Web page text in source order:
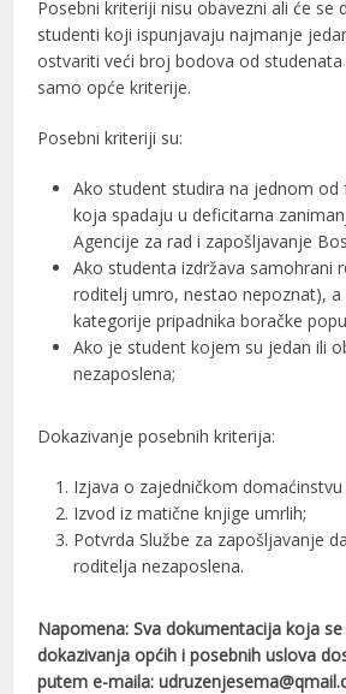
Posebni kriteriji nisu obavezni ali će se
studenti koji ispunjavaju najmanje
ostvariti veći broj bodova od
samo opće kriterije.
Posebni kriteriji su:
Ako student studira na jednom
koja spadaju u deficitarna
Agencije za rad i zapošljavanje
Ako studenta izdržava samohrani
roditelj umro, nestao nepoznat),
kategorije pripadnika boračke
Ako je student kojem su jedan ili
nezaposlena;
Dokazivanje posebnih kriterija:
Izjava o zajedničkom domaćinstvu
Izvod iz matične knjige umrlih;
Potvrda Službe za zapošljavanje
roditelja nezaposlena.
Napomena: Sva dokumentacija koja
dokazivanja općih i posebnih uslova
putem e-maila: